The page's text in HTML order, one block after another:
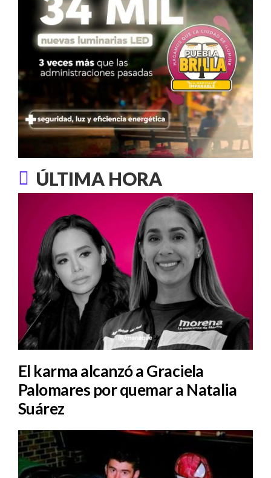
ÚLTIMA HORA
El karma alcanzó a Graciela
Palomares por quemar a Natalia
Suárez